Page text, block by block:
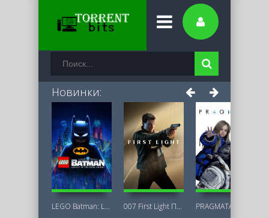
Новинки:
LEGO Batman: Legacy of the Dark Knight 007 First Light Последняя Версия